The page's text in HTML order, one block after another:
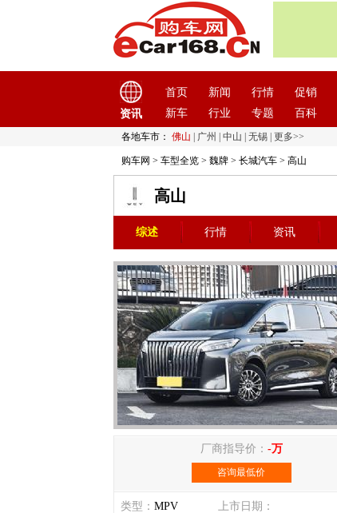
资讯
首页 新闻 行情
促销
新车
行业 专题 百科
各地车市： 佛山 广州 中山 无锡 更多>>
购车网 > 车型全览 > 魏牌 > 长城汽车 > 高山
高山
综述 行情 资讯
厂商指导价： -万
咨询最低价
类型： MPV
上市日期：